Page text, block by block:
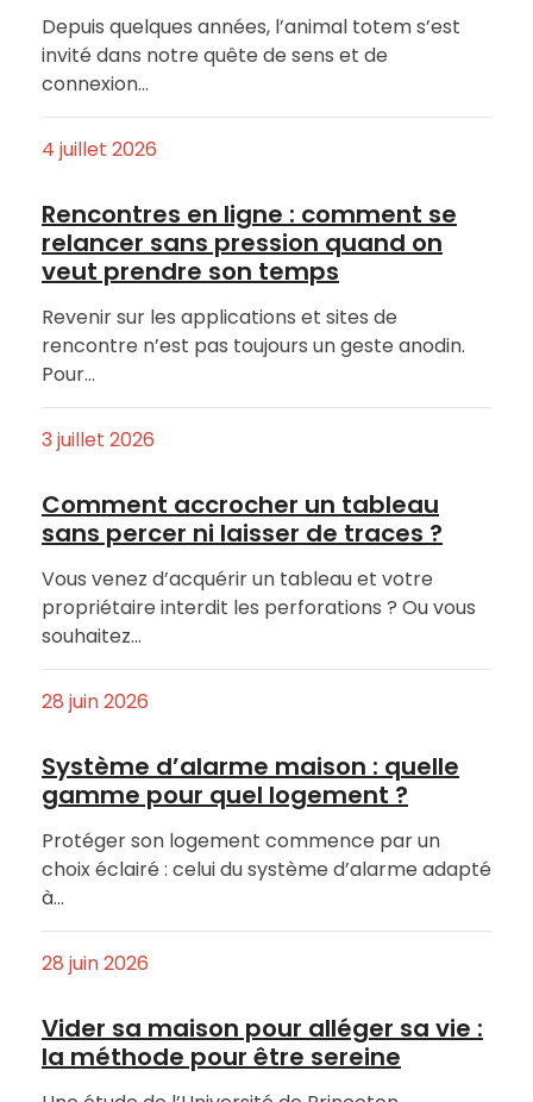
Depuis quelques années, l’animal totem s’est
invité dans notre quête de sens et de
connexion…
4 juillet 2026
Rencontres en ligne : comment se
relancer sans pression quand on
veut prendre son temps
Revenir sur les applications et sites de
rencontre n’est pas toujours un geste anodin.
Pour…
3 juillet 2026
Comment accrocher un tableau
sans percer ni laisser de traces ?
Vous venez d’acquérir un tableau et votre
propriétaire interdit les perforations ? Ou vous
souhaitez…
28 juin 2026
Système d’alarme maison : quelle
gamme pour quel logement ?
Protéger son logement commence par un
choix éclairé : celui du système d’alarme adapté
à…
28 juin 2026
Vider sa maison pour alléger sa vie :
la méthode pour être sereine